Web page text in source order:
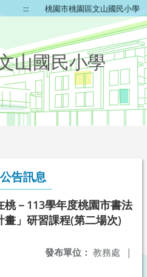
::: 桃園市桃園區文山國民小學
山國民小學
公告訊息
－113學年度桃園市書法
」研習課程(第二場次)
發布單位： 教務處 |